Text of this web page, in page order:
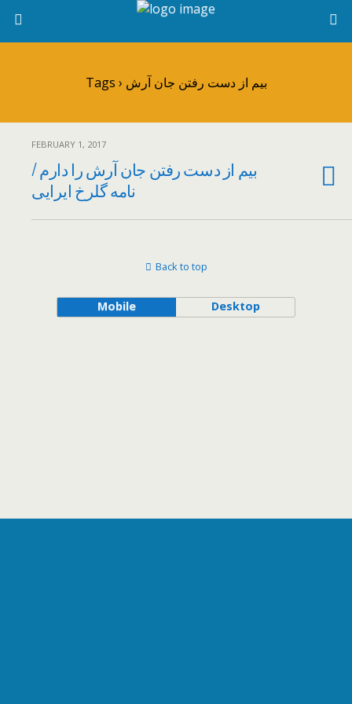
Tags › بیم از دست رفتن جان آرش
FEBRUARY 1, 2017
بیم از دست رفتن جان آرش را دارم /
نامه گلرخ ایرایی
Back to top
Mobile Desktop